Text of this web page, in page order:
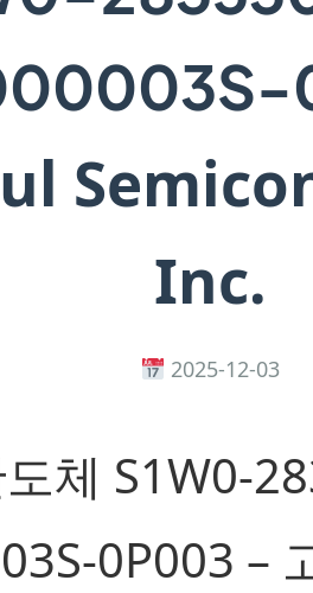
Inc.
2025-12-03
체 S1W0-
0P003 –